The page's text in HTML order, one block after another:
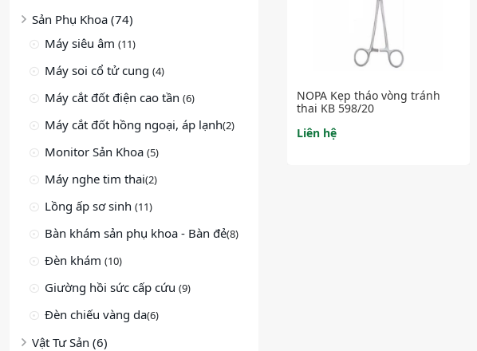
Sản Phụ Khoa (74)
Máy siêu âm (11)
Máy soi cổ tử cung (4)
Máy cắt đốt điện cao tần (6)
Máy cắt đốt hồng ngoại, áp lạnh(2)
Monitor Sản Khoa (5)
Máy nghe tim thai(2)
Lồng ấp sơ sinh (11)
Bàn khám sản phụ khoa - Bàn đẻ(8)
Đèn khám (10)
Giường hồi sức cấp cứu (9)
Đèn chiếu vàng da(6)
Vật Tư Sản (6)
NOPA Kẹp tháo vòng tránh
thai KB 598/20
Liên hệ